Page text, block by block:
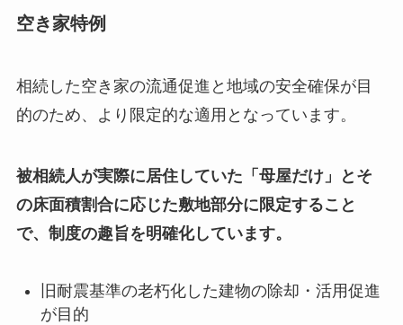
空き家特例
相続した空き家の流通促進と地域の安全確保が目
的のため、より限定的な適用となっています。
被相続人が実際に居住していた「母屋だけ」とそ
の床面積割合に応じた敷地部分に限定すること
で、制度の趣旨を明確化しています。
旧耐震基準の老朽化した建物の除却・活用促進
が目的